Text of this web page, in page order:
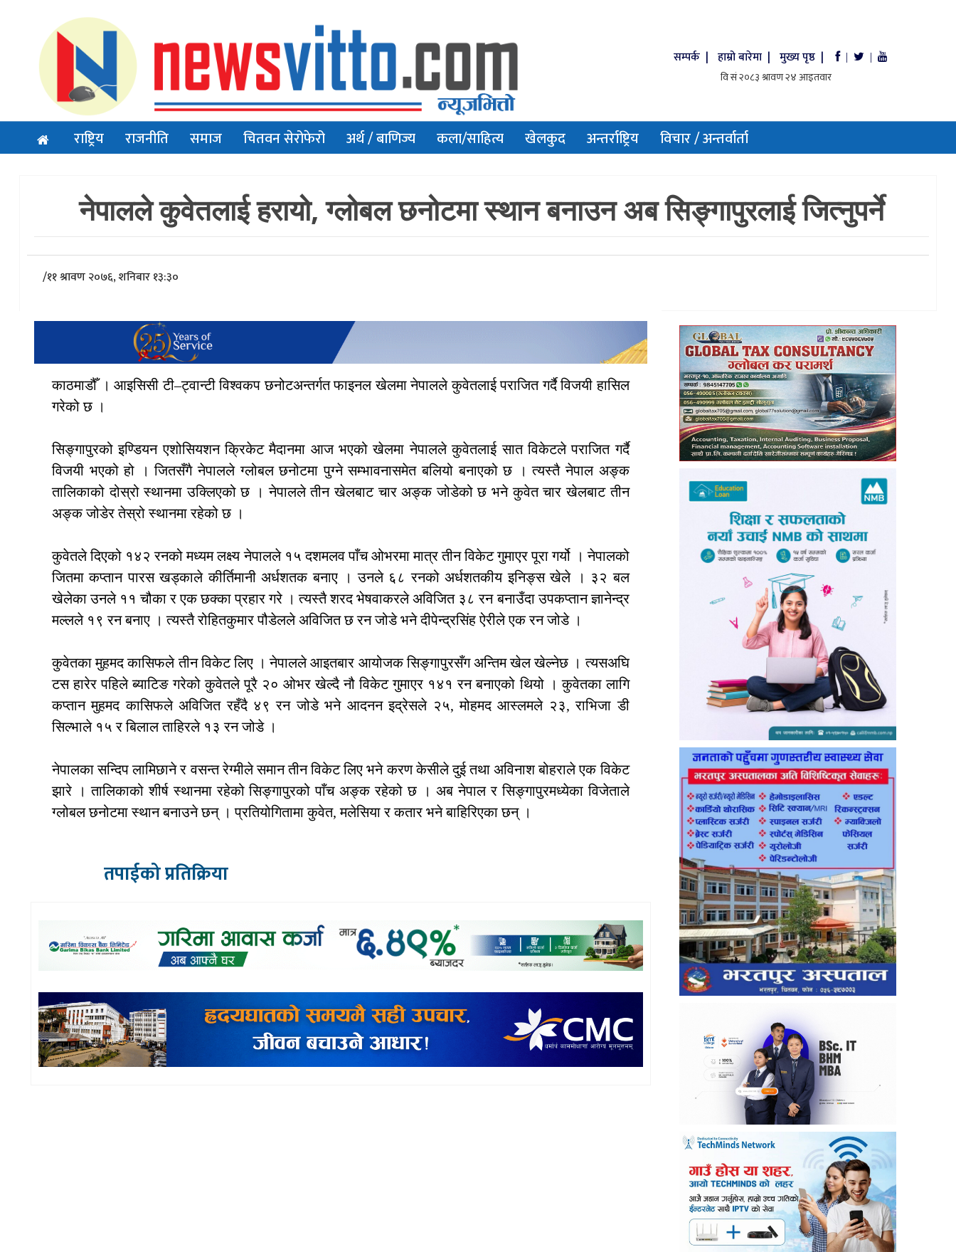
सम्पर्क | हाम्रो बारेमा | मुख्य पृष्ठ | | |
राष्ट्रिय राजनीति समाज चितवन सेरोफेरो अर्थ / बाणिज्य कला/साहित्य खेलकुद अन्तर्राष्ट्रिय विचार / अन्तर्वार्ता
नेपालले कुवेतलाई हरायो, ग्लोबल छनोटमा स्थान बनाउन अब सिङ्गापुरलाई जित्नुपर्ने
/११ श्रावण २०७६, शनिबार १३:३०
काठमाडौँ । आइसिसी टी–ट्वान्टी विश्वकप छनोटअन्तर्गत फाइनल खेलमा नेपालले कुवेतलाई पराजित गर्दै विजयी हासिल
गरेको छ ।
सिङ्गापुरको इण्डियन एशोसियशन क्रिकेट मैदानमा आज भएको खेलमा नेपालले कुवेतलाई सात विकेटले पराजित गर्दै
विजयी भएको हो । जितसँगै नेपालले ग्लोबल छनोटमा पुग्ने सम्भावनासमेत बलियो बनाएको छ । त्यस्तै नेपाल अङ्क
तालिकाको दोस्रो स्थानमा उक्लिएको छ । नेपालले तीन खेलबाट चार अङ्क जोडेको छ भने कुवेत चार खेलबाट तीन
अङ्क जोडेर तेस्रो स्थानमा रहेको छ ।
कुवेतले दिएको १४२ रनको मध्यम लक्ष्य नेपालले १५ दशमलव पाँच ओभरमा मात्र तीन विकेट गुमाएर पूरा गर्यो । नेपालको
जितमा कप्तान पारस खड्काले कीर्तिमानी अर्धशतक बनाए । उनले ६८ रनको अर्धशतकीय इनिङ्स खेले । ३२ बल
खेलेका उनले ११ चौका र एक छक्का प्रहार गरे । त्यस्तै शरद भेषवाकरले अविजित ३८ रन बनाउँदा उपकप्तान ज्ञानेन्द्र
मल्लले १९ रन बनाए । त्यस्तै रोहितकुमार पौडेलले अविजित छ रन जोडे भने दीपेन्द्रसिंह ऐरीले एक रन जोडे ।
कुवेतका मुहमद कासिफले तीन विकेट लिए । नेपालले आइतबार आयोजक सिङ्गापुरसँग अन्तिम खेल खेल्नेछ । त्यसअघि
टस हारेर पहिले ब्याटिङ गरेको कुवेतले पूरै २० ओभर खेल्दै नौ विकेट गुमाएर १४१ रन बनाएको थियो । कुवेतका लागि
कप्तान मुहमद कासिफले अविजित रहँदै ४९ रन जोडे भने आदनन इद्रेसले २५, मोहमद आस्लमले २३, राभिजा डी
सिल्भाले १५ र बिलाल ताहिरले १३ रन जोडे ।
नेपालका सन्दिप लामिछाने र वसन्त रेग्मीले समान तीन विकेट लिए भने करण केसीले दुई तथा अविनाश बोहराले एक विकेट
झारे । तालिकाको शीर्ष स्थानमा रहेको सिङ्गापुरको पाँच अङ्क रहेको छ । अब नेपाल र सिङ्गापुरमध्येका विजेताले
ग्लोबल छनोटमा स्थान बनाउने छन् । प्रतियोगितामा कुवेत, मलेसिया र कतार भने बाहिरिएका छन् ।
तपाईको प्रतिक्रिया